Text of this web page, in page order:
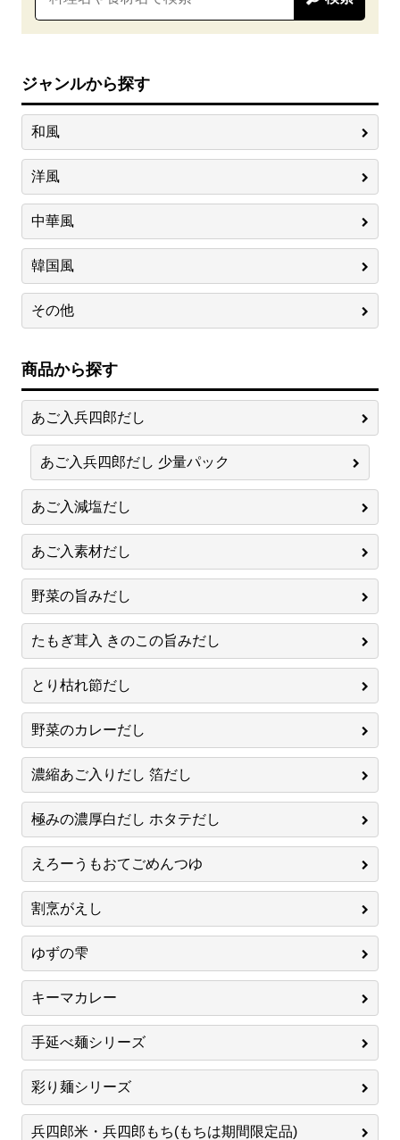
ジャンルから探す
和風
洋風
中華風
韓国風
その他
商品から探す
あご入兵四郎だし
あご入兵四郎だし 少量パック
あご入減塩だし
あご入素材だし
野菜の旨みだし
たもぎ茸入 きのこの旨みだし
とり枯れ節だし
野菜のカレーだし
濃縮あご入りだし 箔だし
極みの濃厚白だし ホタテだし
えろーうもおてごめんつゆ
割烹がえし
ゆずの雫
キーマカレー
手延べ麺シリーズ
彩り麺シリーズ
兵四郎米・兵四郎もち(もちは期間限定品)